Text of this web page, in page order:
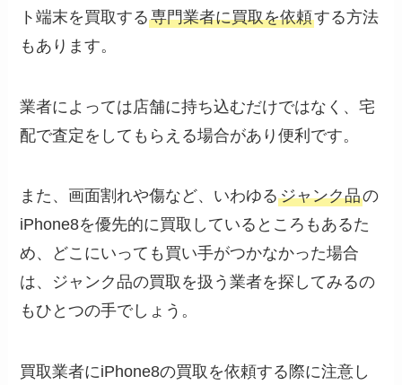
ト端末を買取する専門業者に買取を依頼する方法
もあります。
業者によっては店舗に持ち込むだけではなく、宅
配で査定をしてもらえる場合があり便利です。
また、画面割れや傷など、いわゆるジャンク品の
iPhone8を優先的に買取しているところもあるた
め、どこにいっても買い手がつかなかった場合
は、ジャンク品の買取を扱う業者を探してみるの
もひとつの手でしょう。
買取業者にiPhone8の買取を依頼する際に注意し